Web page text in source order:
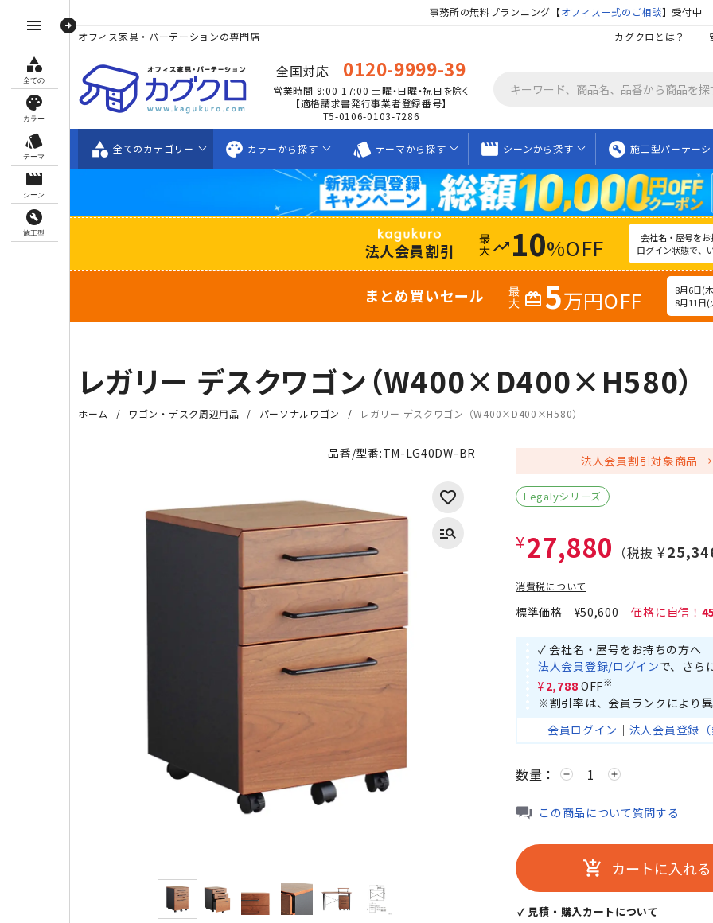
menu arrow_circle_right
category
全ての
palette
カラー
style
テーマ
movie_creation
シーン
build_circle
施工型
事務所の無料プランニング【オフィス一式のご相談】受付中
オフィス家具・パーテーションの専門店
カグクロとは？
全国対応 0120-9999-39
営業時間 9:00-17:00 土曜・日曜・祝日を除く
【適格請求書発行事業者登録番号】
T5-0106-0103-7286
category 全てのカテゴリー palette カラーから探す style テーマから探す movie_creation シーンから探す build_circle 施工型パーテー
法人会員割引 trending_up 10%OFF
会社名・屋号を
ログイン状態で、
まとめ買いセール redeem 5万円OFF
8月6日(
8月11日(
レガリー デスクワゴン（W400×D400×H580）
ホーム ワゴン・デスク周辺用品 パーソナルワゴン レガリー デスクワゴン（W400×D400×H580）
品番/型番:TM-LG40DW-BR 法人会員割引対象商品
Legalyシリーズ
¥27,880 （税抜
消費税について
標準価格 ¥50,600
✓ 会社名・屋号をお持ちの方へ
法人会員登録/ログインで、さら
¥2,788 OFF※
※割引率は、会員ランクにより
会員ログイン ｜ 法人会員登録
数量： remove add
この商品について質問する
add_shopping_cart カートに入れる
✓ 見積・購入カートについて